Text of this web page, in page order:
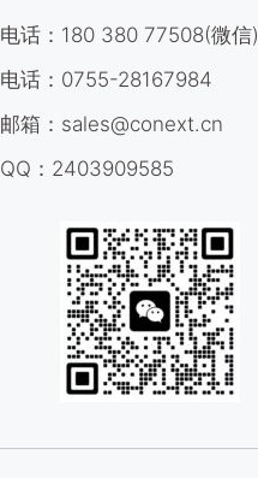
电话：180 380 77508(微信)
电话：0755-28167984
邮箱：sales@conext.cn
QQ：2403909585